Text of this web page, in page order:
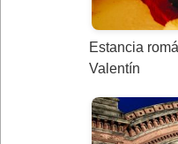
Estancia
Valentín